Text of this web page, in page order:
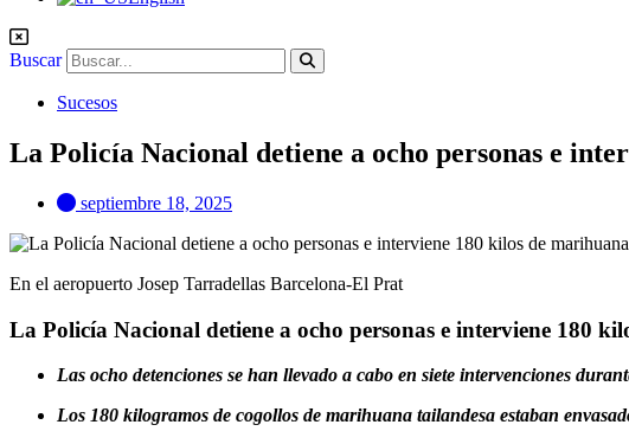
Buscar
Sucesos
La Policía Nacional detiene a ocho personas e
septiembre 18, 2025
En el aeropuerto Josep Tarradellas Barcelona-El Prat
La Policía Nacional detiene a ocho personas e interviene 180
Las ocho detenciones se han llevado a cabo en siete intervenciones
Los 180 kilogramos de cogollos de marihuana tailandesa estaban